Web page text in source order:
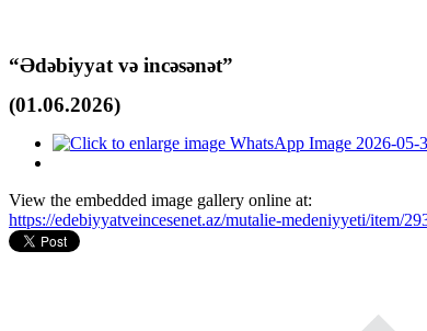
“Ədəbiyyat və incəsənət”
(01.06.2026)
View the embedded image gallery online at:
https://edebiyyatveincesenet.az/mutalie-medeniyyeti/item/